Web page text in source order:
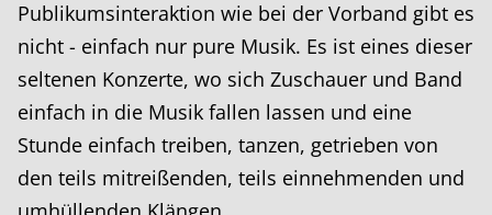
Publikumsinteraktion wie bei der Vorband gibt es
nicht - einfach nur pure Musik. Es ist eines dieser
seltenen Konzerte, wo sich Zuschauer und Band
einfach in die Musik fallen lassen und eine
Stunde einfach treiben, tanzen, getrieben von
den teils mitreißenden, teils einnehmenden und